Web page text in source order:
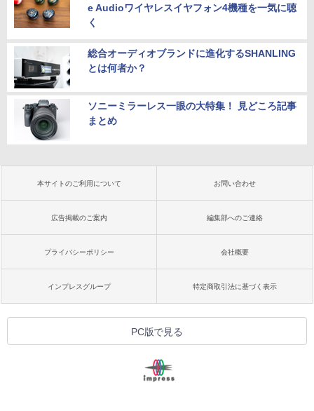
e Audioワイヤレスイヤフォン4機種を一気に聴
く
総合オーディオブランドに進化するSHANLING
とは何者か？
ソニーミラーレス一眼の大特集！ 見どころ記事
まとめ
本サイトのご利用について お問い合わせ
広告掲載のご案内 編集部へのご連絡
プライバシーポリシー 会社概要
インプレスグループ 特定商取引法に基づく表示
PC版で見る